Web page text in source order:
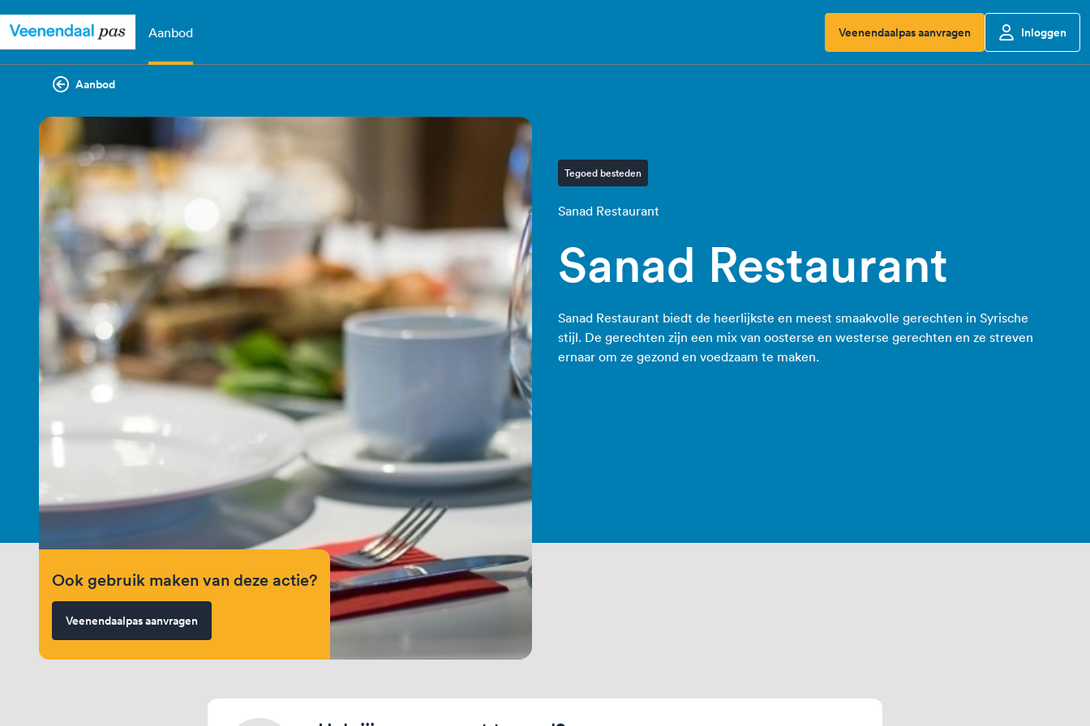
Aanbod Veenendaalpas aanvragen Inloggen
Aanbod
Tegoed besteden
Sanad Restaurant
Sanad Restaurant
Sanad Restaurant biedt de heerlijkste en meest smaakvolle gerechten in Syrische
stijl. De gerechten zijn een mix van oosterse en westerse gerechten en ze streven
ernaar om ze gezond en voedzaam te maken.
Ook gebruik maken van deze actie?
Veenendaalpas aanvragen